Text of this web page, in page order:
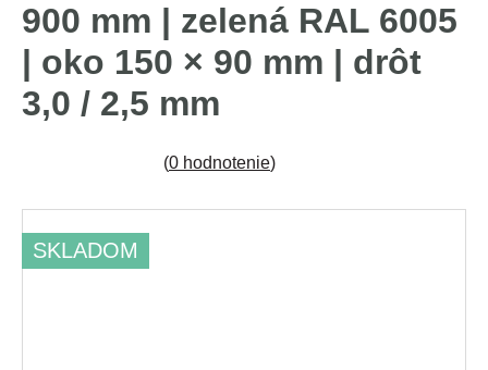
900 mm | zelená RAL 6005
| oko 150 × 90 mm | drôt
3,0 / 2,5 mm
(0 hodnotenie)
SKLADOM